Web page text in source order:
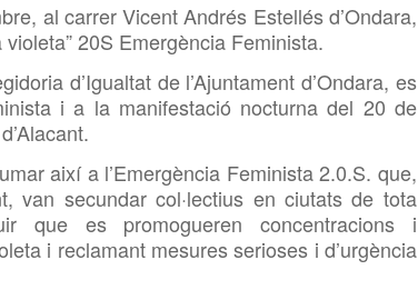
al carrer Vicent Andrés Estellés d’Ondara,
20S Emergència Feminista.
d’Igualtat de l’Ajuntament d’Ondara, es
i a la manifestació nocturna del 20 de
així a l’Emergència Feminista 2.0.S. que,
van secundar col·lectius en ciutats de tota
que es promogueren concentracions i
i reclamant mesures serioses i d’urgència